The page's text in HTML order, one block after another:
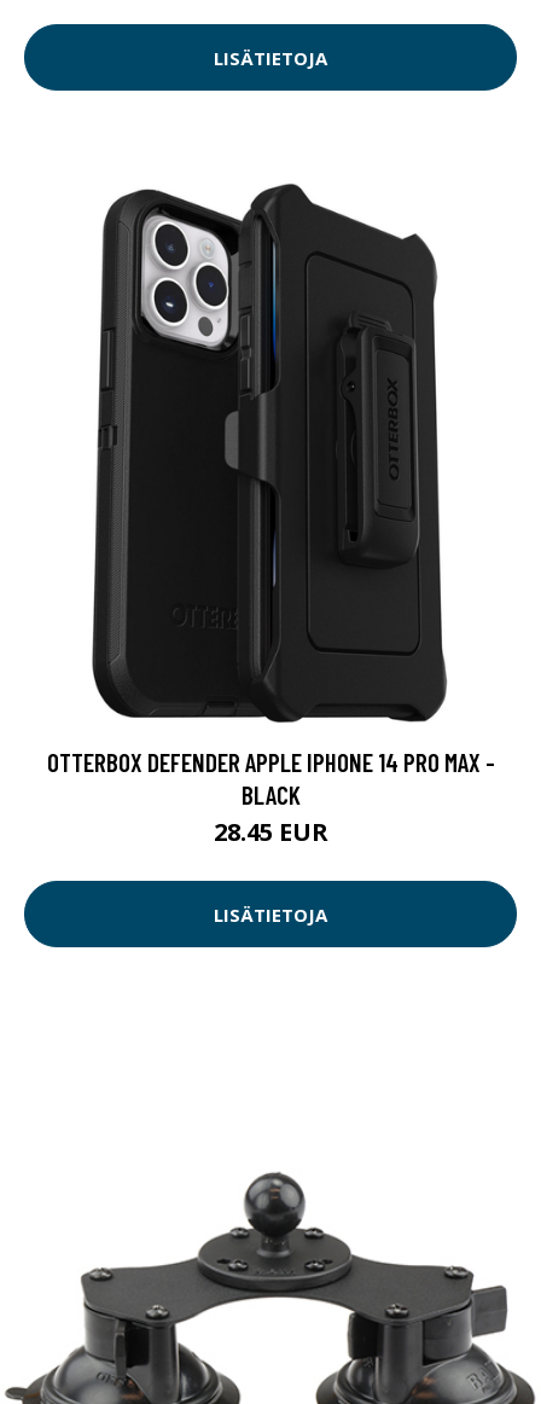
LISÄTIETOJA
OTTERBOX DEFENDER APPLE IPHONE 14 PRO MAX -
BLACK
28.45 EUR
LISÄTIETOJA